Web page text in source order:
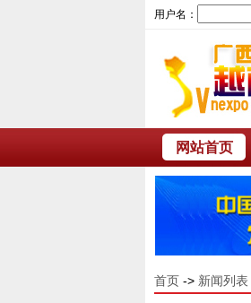
用户名：
网站首页
首页 -> 新闻列表